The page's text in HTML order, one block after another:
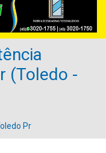
(Toledo -
Pr